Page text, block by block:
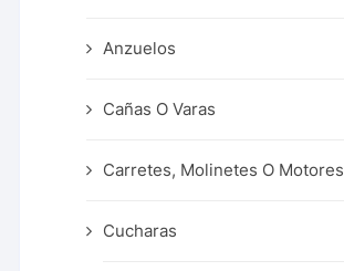
Anzuelos
Cañas O Varas
Carretes, Molinetes O Motores
Cucharas